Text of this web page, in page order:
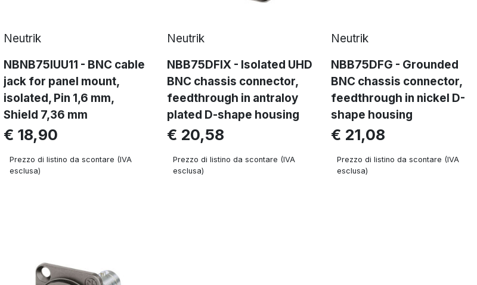
Neutrik
NBNB75IUU11 - BNC cable
jack for panel mount,
isolated, Pin 1,6 mm,
Shield 7,36 mm
€ 18,90
Prezzo di listino da scontare (IVA
esclusa)
Neutrik
NBB75DFIX - Isolated UHD
BNC chassis connector,
feedthrough in antraloy
plated D-shape housing
€ 20,58
Prezzo di listino da scontare (IVA
esclusa)
Neutrik
NBB75DFG - Grounded
BNC chassis connector,
feedthrough in nickel D-
shape housing
€ 21,08
Prezzo di listino da scontare (IVA
esclusa)